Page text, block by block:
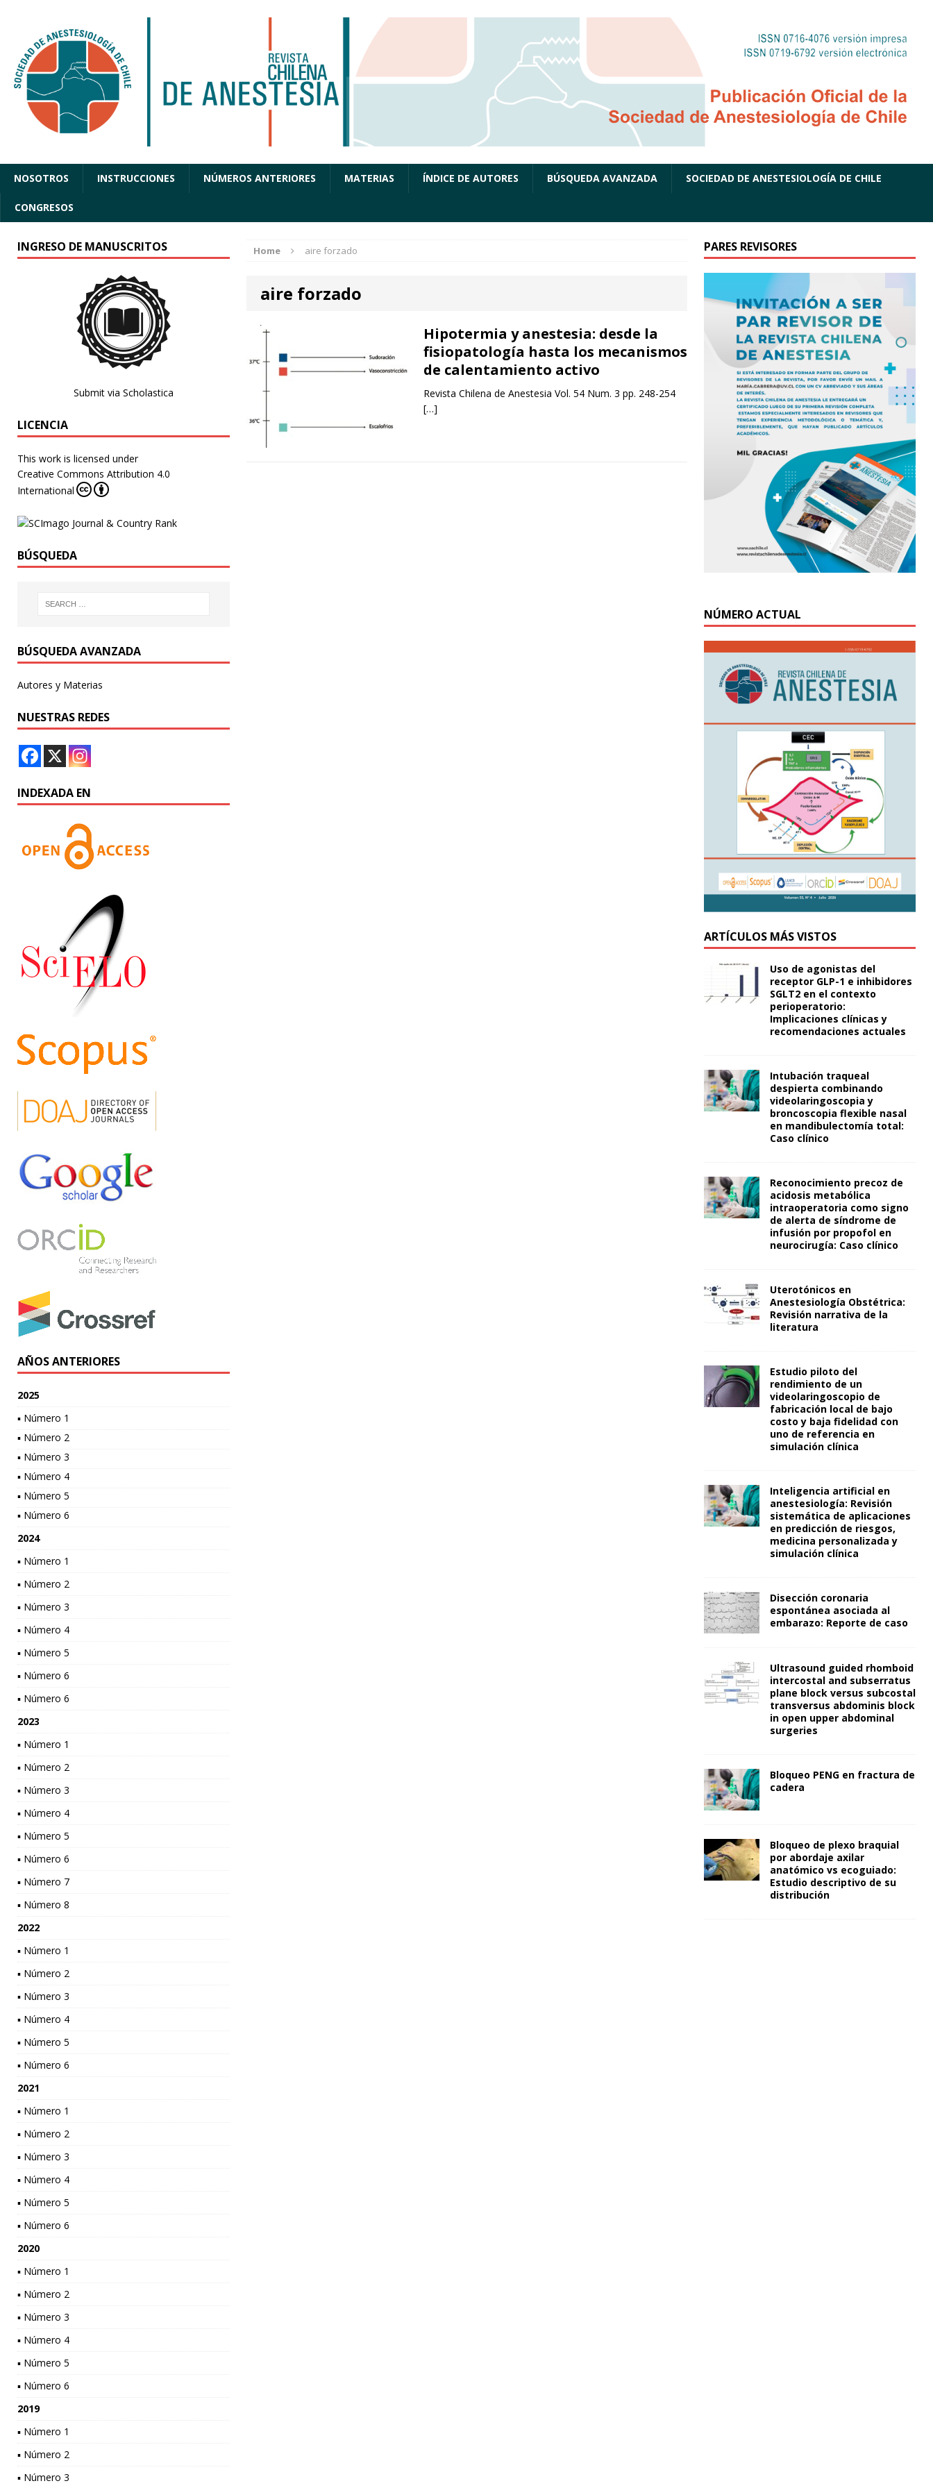
NOSOTROS INSTRUCCIONES NÚMEROS ANTERIORES MATERIAS ÍNDICE DE AUTORES BÚSQUEDA AVANZADA SOCIEDAD DE ANESTESIOLOGÍA DE CHILE
CONGRESOS
Home aire forzado
aire forzado
Hipotermia y anestesia: desde la
fisiopatología hasta los mecanismos
de calentamiento activo
Revista Chilena de Anestesia Vol. 54 Num. 3 pp. 248-254
[…]
INGRESO DE MANUSCRITOS
Submit via Scholastica
LICENCIA
This work is licensed under
Creative Commons Attribution 4.0
International
BÚSQUEDA
BÚSQUEDA AVANZADA
Autores y Materias
NUESTRAS REDES
INDEXADA EN
AÑOS ANTERIORES
2025
▪ Número 1
▪ Número 2
▪ Número 3
▪ Número 4
▪ Número 5
▪ Número 6
2024
▪ Número 1
▪ Número 2
▪ Número 3
▪ Número 4
▪ Número 5
▪ Número 6
▪ Número 6
2023
▪ Número 1
▪ Número 2
▪ Número 3
▪ Número 4
▪ Número 5
▪ Número 6
▪ Número 7
▪ Número 8
2022
▪ Número 1
▪ Número 2
▪ Número 3
▪ Número 4
▪ Número 5
▪ Número 6
2021
▪ Número 1
▪ Número 2
▪ Número 3
▪ Número 4
▪ Número 5
▪ Número 6
2020
▪ Número 1
▪ Número 2
▪ Número 3
▪ Número 4
▪ Número 5
▪ Número 6
2019
▪ Número 1
▪ Número 2
▪ Número 3
PARES REVISORES
NÚMERO ACTUAL
ARTÍCULOS MÁS VISTOS
Uso de agonistas del
receptor GLP-1 e inhibidores
SGLT2 en el contexto
perioperatorio:
Implicaciones clínicas y
recomendaciones actuales
Intubación traqueal
despierta combinando
videolaringoscopia y
broncoscopia flexible nasal
en mandibulectomía total:
Caso clínico
Reconocimiento precoz de
acidosis metabólica
intraoperatoria como signo
de alerta de síndrome de
infusión por propofol en
neurocirugía: Caso clínico
Uterotónicos en
Anestesiología Obstétrica:
Revisión narrativa de la
literatura
Estudio piloto del
rendimiento de un
videolaringoscopio de
fabricación local de bajo
costo y baja fidelidad con
uno de referencia en
simulación clínica
Inteligencia artificial en
anestesiología: Revisión
sistemática de aplicaciones
en predicción de riesgos,
medicina personalizada y
simulación clínica
Disección coronaria
espontánea asociada al
embarazo: Reporte de caso
Ultrasound guided rhomboid
intercostal and subserratus
plane block versus subcostal
transversus abdominis block
in open upper abdominal
surgeries
Bloqueo PENG en fractura de
cadera
Bloqueo de plexo braquial
por abordaje axilar
anatómico vs ecoguiado:
Estudio descriptivo de su
distribución